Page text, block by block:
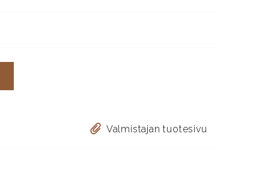
Valmistajan tuotesivu